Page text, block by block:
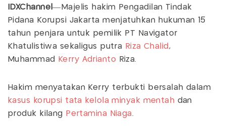
IDXChannel—Majelis hakim Pengadilan Tindak
Pidana Korupsi Jakarta menjatuhkan hukuman 15
tahun penjara untuk pemilik PT Navigator
Khatulistiwa sekaligus putra Riza Chalid ,
Muhammad
Kerry Adrianto Riza.
Hakim menyatakan Kerry terbukti bersalah dalam
kasus korupsi tata kelola minyak mentah dan
produk kilang Pertamina Niaga .